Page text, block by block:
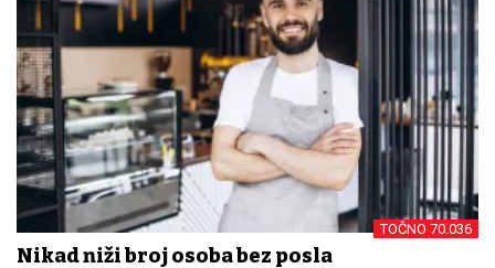
TOČNO 70.036
Nikad niži broj osoba bez posla